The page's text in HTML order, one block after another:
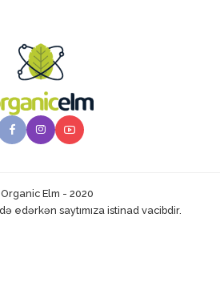
Elm - 2020
edərkən saytımıza istinad vacibdir.